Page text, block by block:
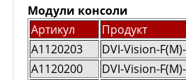
Модули консоли
Артикул
Продукт
A1120203
DVI-Vision-
A1120200
DVI-Vision-